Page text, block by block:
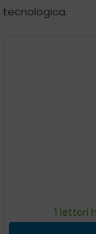
tecnologica.
1 lettori